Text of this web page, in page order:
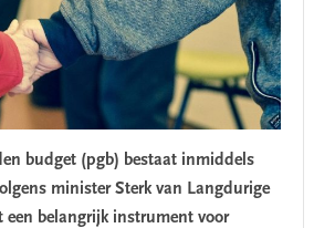
budget (pgb) bestaat inmiddels
minister Sterk van Langdurige
een belangrijk instrument voor